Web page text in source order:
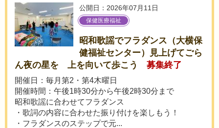
公開日：2026年07月11日
保健医療福祉
昭和歌謡でフラダンス（大横保
健福祉センター）見上げてごら
ん夜の星を 上を向いて歩こう
募集終了
開催日：毎月第2・第4木曜日
開催時間：午後1時30分から午後2時30分まで
昭和歌謡に合わせてフラダンス
・歌詞の内容に合わせた振り付けを楽しもう！
・フラダンスのステップで元...